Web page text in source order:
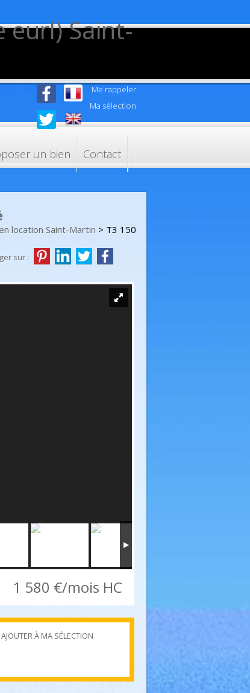
Me rappeler
Ma sélection
un bien Contact
location Saint-Martin > T3 150
sur :
1 580 €/mois HC
AJOUTER À MA SÉLECTION